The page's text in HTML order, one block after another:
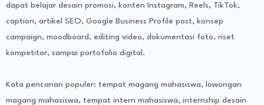
dapat belajar desain promosi, konten Instagram, Reels, TikTok,
caption, artikel SEO, Google Business Profile post, konsep
campaign, moodboard, editing video, dokumentasi foto, riset
kompetitor, sampai portofolio digital.
Kata pencarian populer: tempat magang mahasiswa, lowongan
magang mahasiswa, tempat intern mahasiswa, internship desain